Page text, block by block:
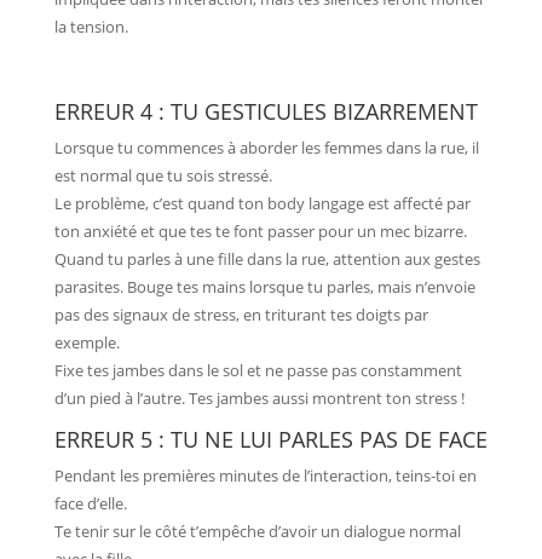
la tension.
ERREUR 4 : TU GESTICULES BIZARREMENT
Lorsque tu commences à aborder les femmes dans la rue, il
est normal que tu sois stressé.
Le problème, c’est quand ton body langage est affecté par
ton anxiété et que tes te font passer pour un mec bizarre.
Quand tu parles à une fille dans la rue, attention aux gestes
parasites. Bouge tes mains lorsque tu parles, mais n’envoie
pas des signaux de stress, en triturant tes doigts par
exemple.
Fixe tes jambes dans le sol et ne passe pas constamment
d’un pied à l’autre. Tes jambes aussi montrent ton stress !
ERREUR 5 : TU NE LUI PARLES PAS DE FACE
Pendant les premières minutes de l’interaction, teins-toi en
face d’elle.
Te tenir sur le côté t’empêche d’avoir un dialogue normal